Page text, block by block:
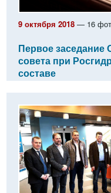
9 октября 2018 — 16
Первое заседание
совета при
составе